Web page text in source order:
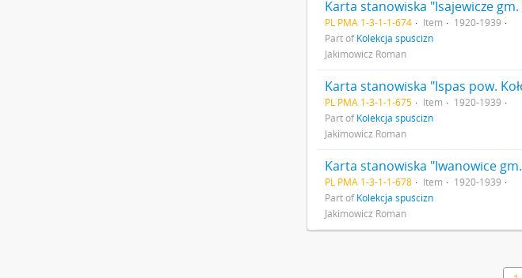
Karta stanowiska "Isajewicze
PL PMA 1-3-1-1-674 Item
1920-1939
Part ofKolekcja spuścizn
Jakimowicz Roman
Karta stanowiska "Ispas pow.
PL PMA 1-3-1-1-675 Item
1920-1939
Part ofKolekcja spuścizn
Jakimowicz Roman
Karta stanowiska "Iwanowice
PL PMA 1-3-1-1-678 Item
1920-1939
Part ofKolekcja spuścizn
Jakimowicz Roman